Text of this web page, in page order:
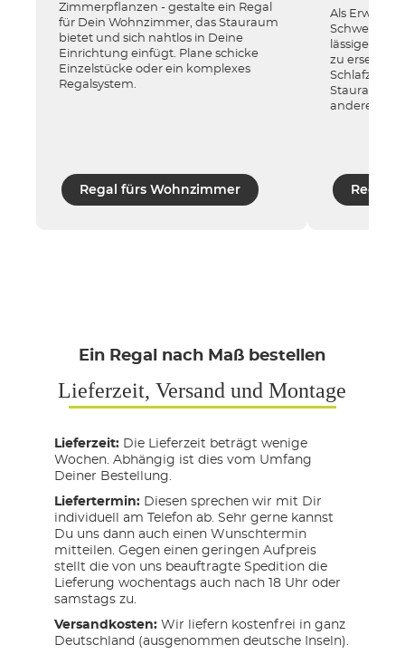
Zimmerpflanzen - gestalte ein Regal
für Dein Wohnzimmer, das Stauraum
bietet und sich nahtlos in Deine
Einrichtung einfügt. Plane schicke
Einzelstücke oder ein komplexes
Regalsystem.
Regal fürs Wohnzimmer
Als
lässiges
zu ersetzen
Stauraum
andere
Regal
Ein Regal nach Maß bestellen
Lieferzeit, Versand und Montage
Lieferzeit: Die Lieferzeit beträgt wenige
Wochen. Abhängig ist dies vom Umfang
Deiner Bestellung.
Liefertermin: Diesen sprechen wir mit Dir
individuell am Telefon ab. Sehr gerne kannst
Du uns dann auch einen Wunschtermin
mitteilen. Gegen einen geringen Aufpreis
stellt die von uns beauftragte Spedition die
Lieferung wochentags auch nach 18 Uhr oder
samstags zu.
Versandkosten: Wir liefern kostenfrei in ganz
Deutschland (ausgenommen deutsche Inseln).